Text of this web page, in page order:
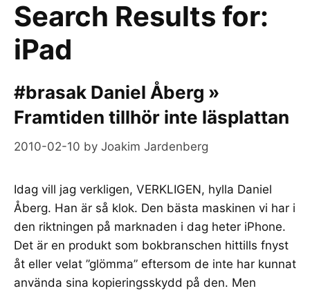
Search Results for:
iPad
#brasak Daniel Åberg »
Framtiden tillhör inte läsplattan
2010-02-10 by Joakim Jardenberg
Idag vill jag verkligen, VERKLIGEN, hylla Daniel
Åberg. Han är så klok. Den bästa maskinen vi har i
den riktningen på marknaden i dag heter iPhone.
Det är en produkt som bokbranschen hittills fnyst
åt eller velat ”glömma” eftersom de inte har kunnat
använda sina kopieringsskydd på den. Men